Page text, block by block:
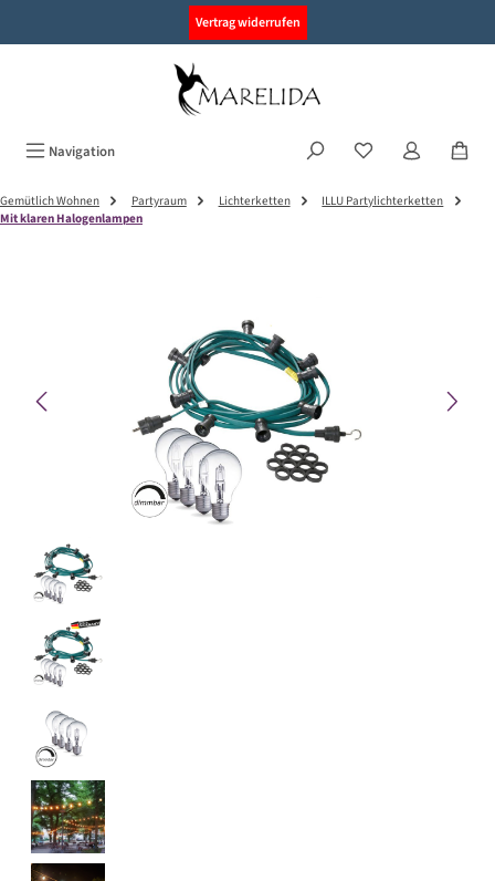
Vertrag widerrufen
Navigation
Gemütlich Wohnen Partyraum Lichterketten
ILLU Partylichterketten
Mit klaren Halogenlampen